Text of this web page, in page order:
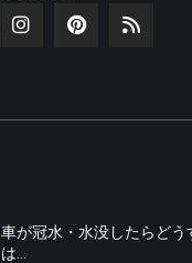
車が冠水・水没したらどう
は...